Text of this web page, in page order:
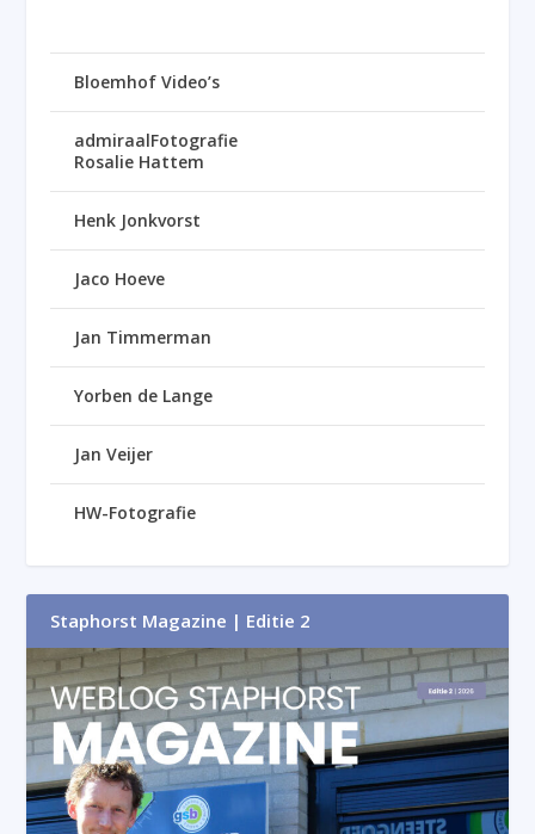
Bloemhof Video’s
admiraalFotografie
Rosalie Hattem
Henk Jonkvorst
Jaco Hoeve
Jan Timmerman
Yorben de Lange
Jan Veijer
HW-Fotografie
Staphorst Magazine | Editie 2